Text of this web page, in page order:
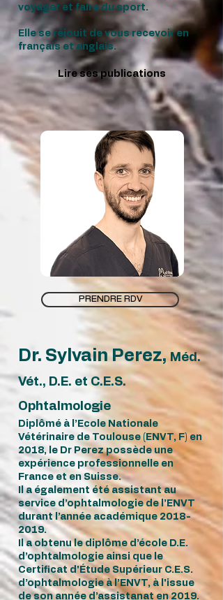
voyager et faire du sport.
Elle se réjouit de vous recevoir en
français et anglais.
Lire ses publications
PRENDRE RDV
Dr. Sylvain Perez, Méd.
Vét., D.E. et C.E.S.
Ophtalmologie
Diplômé à l’Ecole Nationale
Vétérinaire de Toulouse (ENVT, F) en
2018, le Dr Perez possède une
expérience professionnelle en
France et en Suisse.
Il a également été assistant au
service d’ophtalmologie de l’ENVT
durant l’année académique2018-
2019.
Il a obtenu le diplôme d’école D.E.
d’ophtalmologie ainsi que le
Certificat d'Étude Supérieur C.E.S.
d’ophtalmologie à l’ENVT, à l'issue
de son année d’assistanat en 2019.